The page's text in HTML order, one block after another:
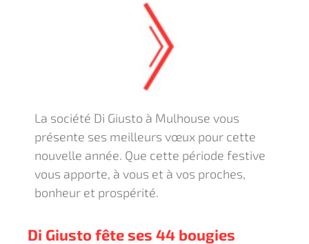
La société Di Giusto à Mulhouse vous
présente ses meilleurs vœux pour cette
nouvelle année. Que cette période festive
vous apporte, à vous et à vos proches,
bonheur et prospérité.
Di Giusto fête ses 44 bougies